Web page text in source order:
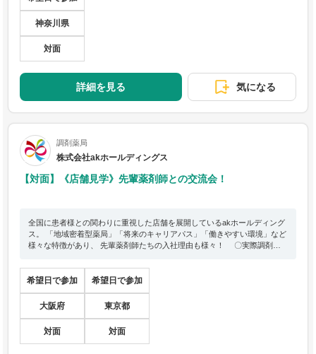
見つかる体験です🌟
神奈川県
対面
詳細を見る 気になる
調剤薬局
株式会社akホールディングス
【対面】《店舗見学》先輩薬剤師との交流会！
全国に患者様との関わりに重視した店舗を展開しているakホールディング
ス。 「地域密着型薬局」「将来のキャリアパス」「働きやすい環境」など
様々な特徴があり、 先輩薬剤師たちの入社理由も様々！ 〇実際調剤薬
社したのか？ 〇入社した感想は？社内の雰囲気は？ 現場の第一線で活
躍する先輩薬剤師の生の声を聞くことができる1day仕事体験です。 業界
画となっております！
希望日で参加
大阪府
対面
希望日で参加
東京都
対面